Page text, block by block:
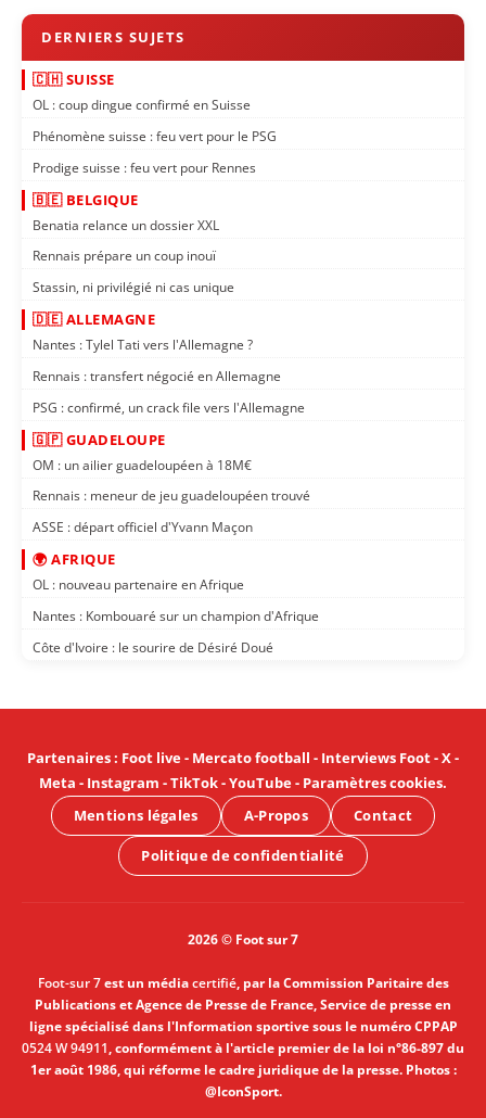
🇨🇭 SUISSE
OL : coup dingue confirmé en Suisse
Phénomène suisse : feu vert pour le PSG
Prodige suisse : feu vert pour Rennes
🇧🇪 BELGIQUE
Benatia relance un dossier XXL
Rennais prépare un coup inouï
Stassin, ni privilégié ni cas unique
🇩🇪 ALLEMAGNE
Nantes : Tylel Tati vers l'Allemagne ?
Rennais : transfert négocié en Allemagne
PSG : confirmé, un crack file vers l'Allemagne
🇬🇵 GUADELOUPE
OM : un ailier guadeloupéen à 18M€
Rennais : meneur de jeu guadeloupéen trouvé
ASSE : départ officiel d'Yvann Maçon
🌍 AFRIQUE
OL : nouveau partenaire en Afrique
Nantes : Kombouaré sur un champion d'Afrique
Côte d'Ivoire : le sourire de Désiré Doué
Partenaires: Foot live- Mercato football - Interviews Foot-X-
Meta - Instagram -TikTok-YouTube- Paramètres cookies.
Mentions légales
A-Propos Contact
Politique de confidentialité
2026 © Foot sur 7
Foot-sur 7est un médiacertifié, par la Commission Paritaire des
Publications et Agence de Presse de France, Service de presse en
ligne spécialisé dans l'Information sportive sous le numéro CPPAP
0524 W 94911, conformément à l'article premier de la loi n°86-897 du
1er août 1986, qui réforme le cadre juridique de la presse. Photos :
@IconSport.